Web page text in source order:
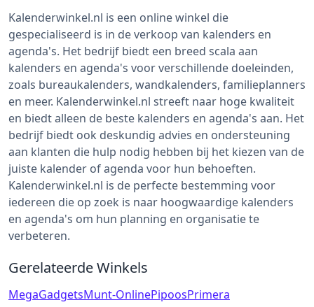
Kalenderwinkel.nl is een online winkel die
gespecialiseerd is in de verkoop van kalenders en
agenda's. Het bedrijf biedt een breed scala aan
kalenders en agenda's voor verschillende doeleinden,
zoals bureaukalenders, wandkalenders, familieplanners
en meer. Kalenderwinkel.nl streeft naar hoge kwaliteit
en biedt alleen de beste kalenders en agenda's aan. Het
bedrijf biedt ook deskundig advies en ondersteuning
aan klanten die hulp nodig hebben bij het kiezen van de
juiste kalender of agenda voor hun behoeften.
Kalenderwinkel.nl is de perfecte bestemming voor
iedereen die op zoek is naar hoogwaardige kalenders
en agenda's om hun planning en organisatie te
verbeteren.
Gerelateerde Winkels
MegaGadgetsMunt-OnlinePipoosPrimera